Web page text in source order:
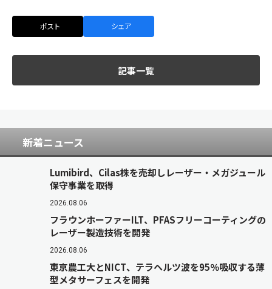
ポスト シェア
記事一覧
新着ニュース
Lumibird、Cilas株を売却しレーザー・メガジュール
保守事業を取得
2026.08.06
フラウンホーファーILT、PFASフリーコーティングの
レーザー製造技術を開発
2026.08.06
東京農工大とNICT、テラヘルツ波を95％吸収する薄
型メタサーフェスを開発